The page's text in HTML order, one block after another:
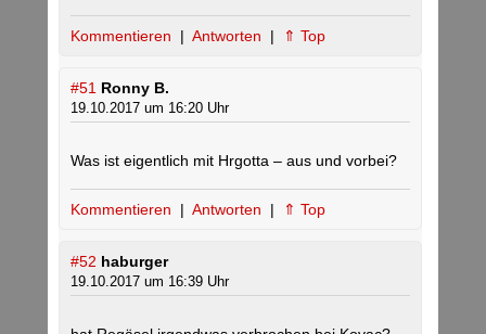
Kommentieren | Antworten | ⇑ Top
#51 Ronny B.
19.10.2017 um 16:20 Uhr
Was ist eigentlich mit Hrgotta – aus und vorbei?
Kommentieren | Antworten | ⇑ Top
#52 haburger
19.10.2017 um 16:39 Uhr